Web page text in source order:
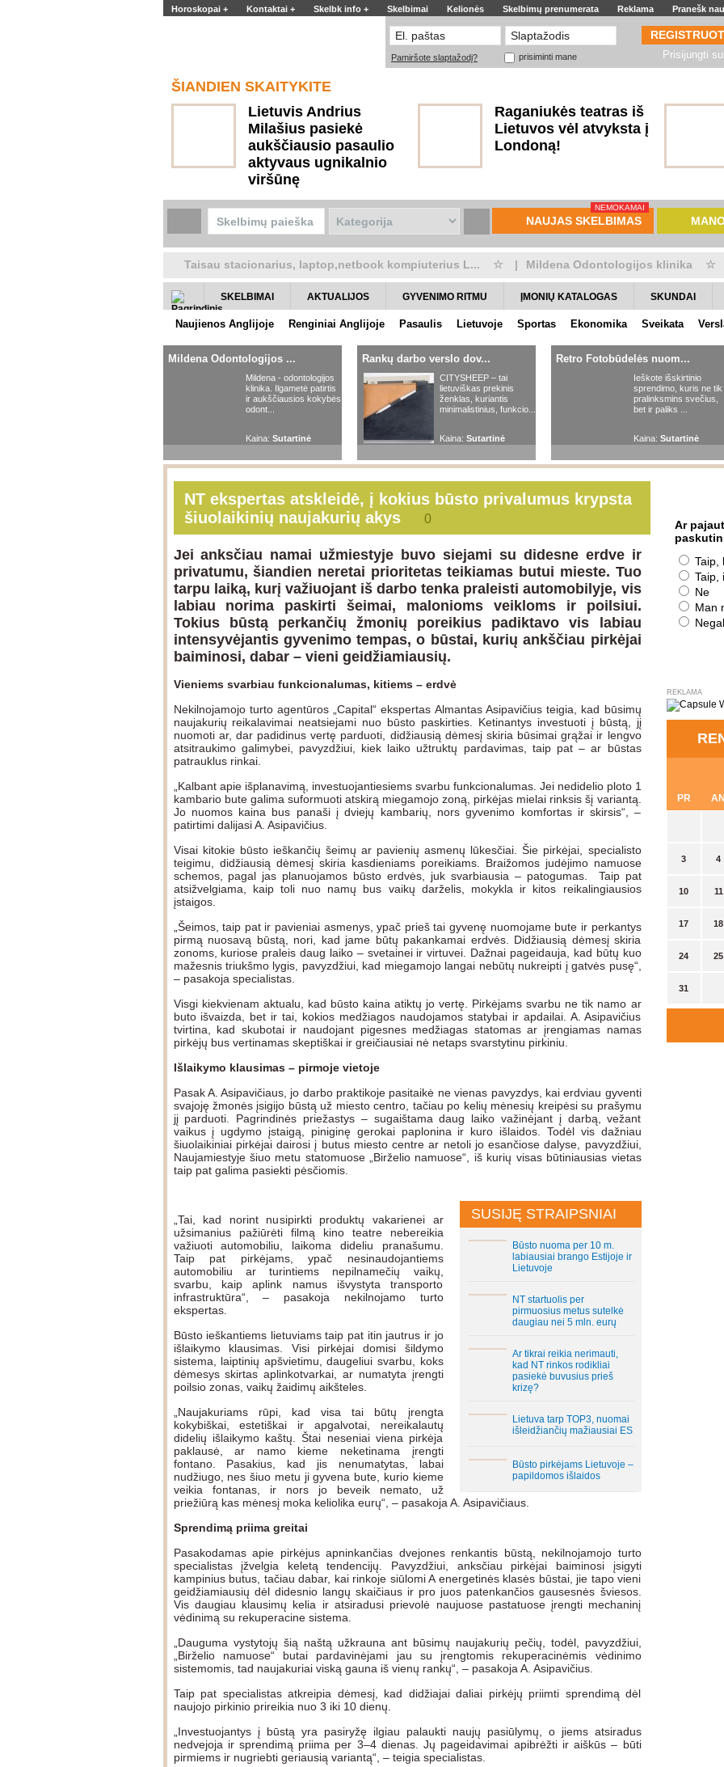
Horoskopai + Kontaktai + Skelbk info + Skelbimai Kelionės Skelbimų prenumerata Reklama Pranešk
Pamiršote slaptažodį? prisiminti mane Prisijungti
ŠIANDIEN SKAITYKITE
Lietuvis Andrius
Milašius pasiekė
aukščiausio pasaulio
aktyvaus ugnikalnio
viršūnę
Raganiukės teatras iš
Lietuvos vėl atvyksta į
Londoną!
NAUJAS SKELBIMAS
NEMOKAMAI
Taisau stacionarius, laptop,netbook kompiuterius L... ☆ | Mildena Odontologijos klinika ☆
SKELBIMAI AKTUALIJOS GYVENIMO RITMU ĮMONIŲ KATALOGAS SKUNDAI
Naujienos Anglijoje Renginiai Anglijoje Pasaulis Lietuvoje Sportas Ekonomika Sveikata
Įkelk naują skelbimą Rekomenduojami skelbimai Skelbimų prenumerata Visi skelbimai Rss kanalas
Migracija Pasaulis Lietuvos diena Sporto naujienos Mano verslas
Šeima ir santykiai
Gyvenimas UK Nuomonės Šeima ir santykiai
Gyvenimas UK Nuomonės Šeima ir santykiai Kelionės Žmonės Psichologija Sveikata
Mildena Odontologijos ...
Mildena - odontologijos
klinika. Ilgametė patirtis
ir aukščiausios kokybės
odont...
Kaina: Sutartinė
Rankų darbo verslo dov...
CITYSHEEP – tai
lietuviškas prekinis
ženklas, kuriantis
minimalistinius, funkcio...
Kaina: Sutartinė
Retro Fotobūdelės nuom...
Ieškote išskirtinio
sprendimo, kuris ne tik
pralinksmins svečius,
bet ir paliks ...
Kaina: Sutartinė
NT ekspertas atskleidė, į kokius būsto privalumus krypsta
šiuolaikinių naujakurių akys
0
Jei anksčiau namai užmiestyje buvo siejami su didesne erdve ir
privatumu, šiandien neretai prioritetas teikiamas butui mieste. Tuo
tarpu laiką, kurį važiuojant iš darbo tenka praleisti automobilyje, vis
labiau norima paskirti šeimai, malonioms veikloms ir poilsiui.
Tokius būstą perkančių žmonių poreikius padiktavo vis labiau
intensyvėjantis gyvenimo tempas, o būstai, kurių ankščiau pirkėjai
baiminosi, dabar – vieni geidžiamiausių.
Vieniems svarbiau funkcionalumas, kitiems – erdvė
Nekilnojamojo turto agentūros „Capital“ ekspertas Almantas Asipavičius teigia, kad būsimų
naujakurių reikalavimai neatsiejami nuo būsto paskirties. Ketinantys investuoti į būstą, jį
nuomoti ar, dar padidinus vertę parduoti, didžiausią dėmesį skiria būsimai grąžai ir lengvo
atsitraukimo galimybei, pavyzdžiui, kiek laiko užtruktų pardavimas, taip pat – ar būstas
patrauklus rinkai.
„Kalbant apie išplanavimą, investuojantiesiems svarbu funkcionalumas. Jei nedidelio ploto 1
kambario bute galima suformuoti atskirą miegamojo zoną, pirkėjas mielai rinksis šį variantą.
Jo nuomos kaina bus panaši į dviejų kambarių, nors gyvenimo komfortas ir skirsis“, –
patirtimi dalijasi A. Asipavičius.
Visai kitokie būsto ieškančių šeimų ar pavienių asmenų lūkesčiai. Šie pirkėjai, specialisto
teigimu, didžiausią dėmesį skiria kasdieniams poreikiams. Braižomos judėjimo namuose
schemos, pagal jas planuojamos būsto erdvės, juk svarbiausia – patogumas. Taip pat
atsižvelgiama, kaip toli nuo namų bus vaikų darželis, mokykla ir kitos reikalingiausios
įstaigos.
„Šeimos, taip pat ir pavieniai asmenys, ypač prieš tai gyvenę nuomojame bute ir perkantys
pirmą nuosavą būstą, nori, kad jame būtų pakankamai erdvės. Didžiausią dėmesį skiria
zonoms, kuriose praleis daug laiko – svetainei ir virtuvei. Dažnai pageidauja, kad būtų kuo
mažesnis triukšmo lygis, pavyzdžiui, kad miegamojo langai nebūtų nukreipti į gatvės pusę“,
– pasakoja specialistas.
Visgi kiekvienam aktualu, kad būsto kaina atiktų jo vertę. Pirkėjams svarbu ne tik namo ar
buto išvaizda, bet ir tai, kokios medžiagos naudojamos statybai ir apdailai. A. Asipavičius
tvirtina, kad skubotai ir naudojant pigesnes medžiagas statomas ar įrengiamas namas
pirkėjų bus vertinamas skeptiškai ir greičiausiai nė netaps svarstytinu pirkiniu.
Išlaikymo klausimas – pirmoje vietoje
Pasak A. Asipavičiaus, jo darbo praktikoje pasitaikė ne vienas pavyzdys, kai erdviau gyventi
svajoję žmonės įsigijo būstą už miesto centro, tačiau po kelių mėnesių kreipėsi su prašymu
jį parduoti. Pagrindinės priežastys – sugaištama daug laiko važinėjant į darbą, vežant
vaikus į ugdymo įstaigą, piniginę gerokai paplonina ir kuro išlaidos. Todėl vis dažniau
šiuolaikiniai pirkėjai dairosi į butus miesto centre ar netoli jo esančiose dalyse, pavyzdžiui,
Naujamiestyje šiuo metu statomuose „Birželio namuose“, iš kurių visas būtiniausias vietas
taip pat galima pasiekti pėsčiomis.
SUSIJĘ STRAIPSNIAI
Būsto nuoma per 10 m.
labiausiai brango Estijoje ir
Lietuvoje
NT startuolis per
pirmuosius metus sutelkė
daugiau nei 5 mln. eurų
Ar tikrai reikia nerimauti,
kad NT rinkos rodikliai
pasiekė buvusius prieš
krizę?
Lietuva tarp TOP3, nuomai
išleidžiančių mažiausiai ES
Būsto pirkėjams Lietuvoje –
papildomos išlaidos
„Tai, kad norint nusipirkti produktų vakarienei ar
užsimanius pažiūrėti filmą kino teatre nebereikia
važiuoti automobiliu, laikoma dideliu pranašumu.
Taip pat pirkėjams, ypač nesinaudojantiems
automobiliu ar turintiems nepilnamečių vaikų,
svarbu, kaip aplink namus išvystyta transporto
infrastruktūra“, – pasakoja nekilnojamo turto
ekspertas.
Būsto ieškantiems lietuviams taip pat itin jautrus ir jo
išlaikymo klausimas. Visi pirkėjai domisi šildymo
sistema, laiptinių apšvietimu, daugeliui svarbu, koks
dėmesys skirtas aplinkotvarkai, ar numatyta įrengti
poilsio zonas, vaikų žaidimų aikšteles.
„Naujakuriams rūpi, kad visa tai būtų įrengta
kokybiškai, estetiškai ir apgalvotai, nereikalautų
didelių išlaikymo kaštų. Štai neseniai viena pirkėja
paklausė, ar namo kieme neketinama įrengti
fontano. Pasakius, kad jis nenumatytas, labai
nudžiugo, nes šiuo metu ji gyvena bute, kurio kieme
veikia fontanas, ir nors jo beveik nemato, už
priežiūrą kas mėnesį moka keliolika eurų“, – pasakoja A. Asipavičiaus.
Sprendimą priima greitai
Pasakodamas apie pirkėjus apninkančias dvejones renkantis būstą, nekilnojamojo turto
specialistas įžvelgia keletą tendencijų. Pavyzdžiui, anksčiau pirkėjai baiminosi įsigyti
kampinius butus, tačiau dabar, kai rinkoje siūlomi A energetinės klasės būstai, jie tapo vieni
geidžiamiausių dėl didesnio langų skaičiaus ir pro juos patenkančios gausesnės šviesos.
Vis daugiau klausimų kelia ir atsiradusi prievolė naujuose pastatuose įrengti mechaninį
vėdinimą su rekuperacine sistema.
„Dauguma vystytojų šią naštą užkrauna ant būsimų naujakurių pečių, todėl, pavyzdžiui,
„Birželio namuose“ butai pardavinėjami jau su įrengtomis rekuperacinėmis vėdinimo
sistemomis, tad naujakuriai viską gauna iš vienų rankų“, – pasakoja A. Asipavičius.
Taip pat specialistas atkreipia dėmesį, kad didžiajai daliai pirkėjų priimti sprendimą dėl
naujojo pirkinio prireikia nuo 3 iki 10 dienų.
„Investuojantys į būstą yra pasiryžę ilgiau palaukti naujų pasiūlymų, o jiems atsiradus
nedvejoja ir sprendimą priima per 3–4 dienas. Jų pageidavimai apibrėžti ir aiškūs – būti
pirmiems ir nugriebti geriausią variantą“, – teigia specialistas.
Ar
Taip,
Taip,
Ne
Man
REKLAMA
PR AN
3 4
10 11
17 18
24 25
31